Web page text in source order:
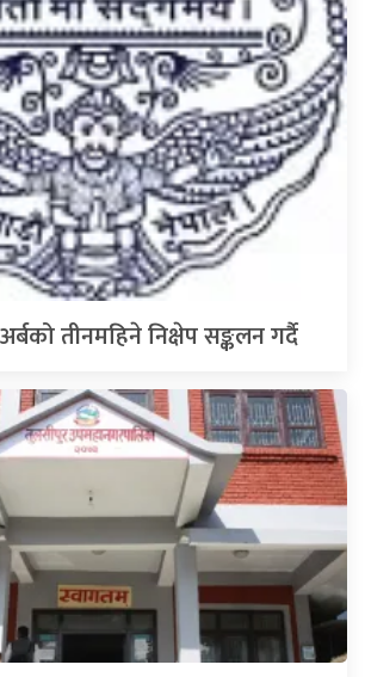
तीनमहिने निक्षेप सङ्कलन गर्दै